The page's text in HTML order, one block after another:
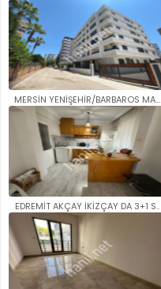
MERSİN YENİŞEHİR/BARBAROS MAH...
EDREMİT AKÇAY İKİZÇAY DA 3+1 S..